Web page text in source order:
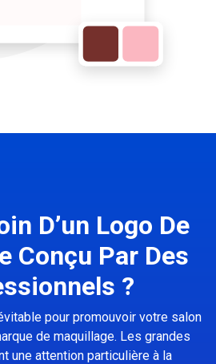
D’un Logo De
Conçu Par Des
?
pour promouvoir votre salon
de maquillage. Les grandes
une attention particulière à la